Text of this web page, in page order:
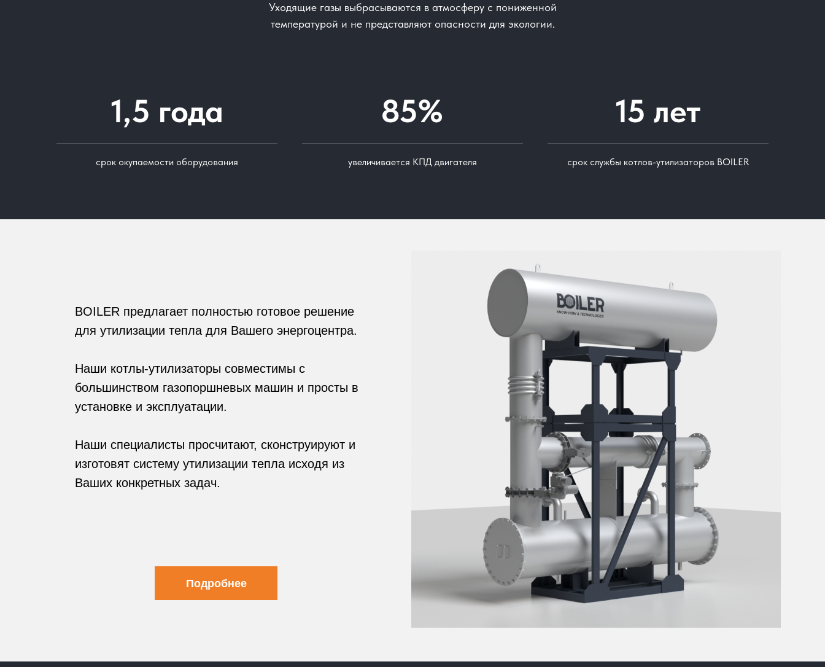
Уходящие газы выбрасываются в атмосферу с пониженной
температурой и не представляют опасности для экологии.
1,5 года
срок окупаемости оборудования
85%
увеличивается КПД двигателя
15 лет
срок службы котлов-утилизаторов BOILER
BOILER предлагает полностью готовое решение
для утилизации тепла для Вашего энергоцентра.
Наши котлы-утилизаторы совместимы с
большинством газопоршневых машин и просты в
установке и эксплуатации.
Наши специалисты просчитают, сконструируют и
изготовят систему утилизации тепла исходя из
Ваших конкретных задач.
Подробнее